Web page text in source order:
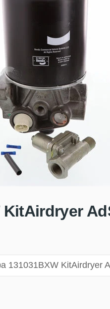
KitAirdryer
131031BXW KitAirdryer